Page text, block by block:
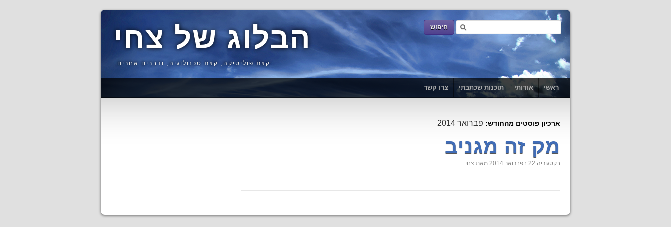
הבלוג של צחי
קצת פוליטיקה, קצת טכנולוגיה, ודברים אחרים.
ראשי אודותי תוכנות שכתבתי צרו קשר
ארכיון פוסטים מהחודש: פברואר 2014
מק זה מגניב
בקטגוריה 22 בפברואר 2014 מאת צחי